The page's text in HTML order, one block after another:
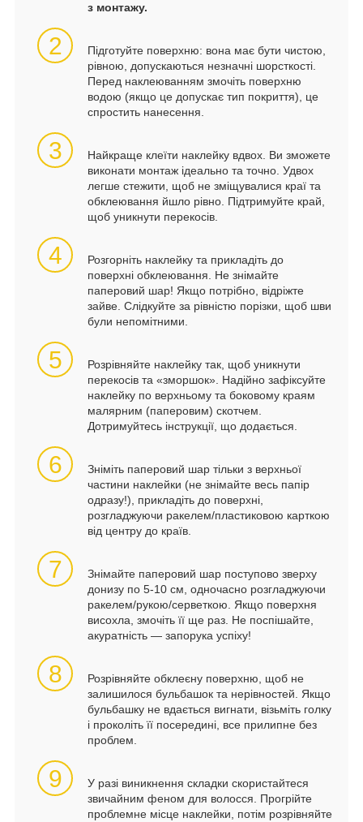
з монтажу.
2
Підготуйте поверхню: вона має бути чистою,
рівною, допускаються незначні шорсткості.
Перед наклеюванням змочіть поверхню
водою (якщо це допускає тип покриття), це
спростить нанесення.
3
Найкраще клеїти наклейку вдвох. Ви зможете
виконати монтаж ідеально та точно. Удвох
легше стежити, щоб не зміщувалися краї та
обклеювання йшло рівно. Підтримуйте край,
щоб уникнути перекосів.
4
Розгорніть наклейку та прикладіть до
поверхні обклеювання. Не знімайте
паперовий шар! Якщо потрібно, відріжте
зайве. Слідкуйте за рівністю порізки, щоб шви
були непомітними.
5
Розрівняйте наклейку так, щоб уникнути
перекосів та «зморшок». Надійно зафіксуйте
наклейку по верхньому та боковому краям
малярним (паперовим) скотчем.
Дотримуйтесь інструкції, що додається.
6
Зніміть паперовий шар тільки з верхньої
частини наклейки (не знімайте весь папір
одразу!), прикладіть до поверхні,
розгладжуючи ракелем/пластиковою карткою
від центру до країв.
7
Знімайте паперовий шар поступово зверху
донизу по 5-10 см, одночасно розгладжуючи
ракелем/рукою/серветкою. Якщо поверхня
висохла, змочіть її ще раз. Не поспішайте,
акуратність — запорука успіху!
8
Розрівняйте обклеєну поверхню, щоб не
залишилося бульбашок та нерівностей. Якщо
бульбашку не вдається вигнати, візьміть голку
і проколіть її посередині, все прилипне без
проблем.
9
У разі виникнення складки скористайтеся
звичайним феном для волосся. Прогрійте
проблемне місце наклейки, потім розрівняйте